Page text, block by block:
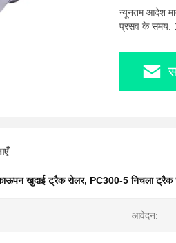
न्यूनतम आदेश
प्रसव के समय:
खुदाई ट्रैक रोलर, PC300-5 निचला ट्रैक
आवेदन: